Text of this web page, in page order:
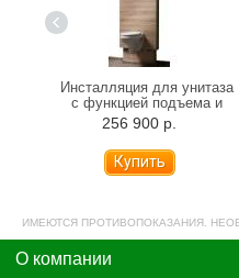
Инсталляция для унитаза
с функцией подъема и
опускания
256 900 р.
ИМЕЮТСЯ ПРОТИВОПОКАЗАНИЯ.
О компании